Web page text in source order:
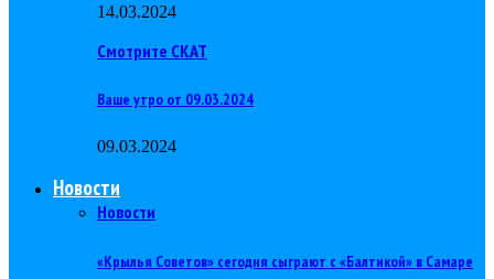
14.03.2024
Смотрите СКАТ
Ваше утро от 09.03.2024
09.03.2024
Новости
Новости
«Крылья Советов» сегодня сыграют с «Балтикой» в Самаре